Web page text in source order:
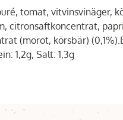
tomat, vitvinsvinäger,
citronsaftkoncentrat,
(morot, körsbär)
1,2g, Salt: 1,3g